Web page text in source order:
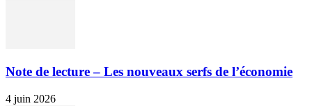
Note de lecture – Les nouveaux serfs de l’économie
4 juin 2026